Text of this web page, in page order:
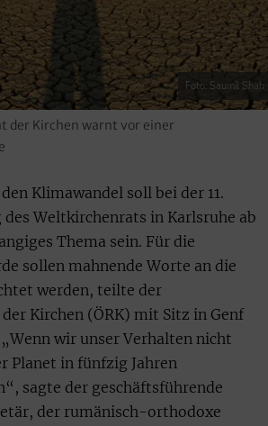
Foto: Saumil Shah
der Kirchen warnt vor einer
Klimawandel soll bei der 11.
Weltkirchenrats in Karlsruhe ab
Thema sein. Für die
sollen mahnende Worte an die
werden, teilte der
Kirchen (ÖRK) mit Sitz in Genf
wir unser Verhalten nicht
Planet in fünfzig Jahren
sagte der geschäftsführende
der rumänisch-orthodoxe